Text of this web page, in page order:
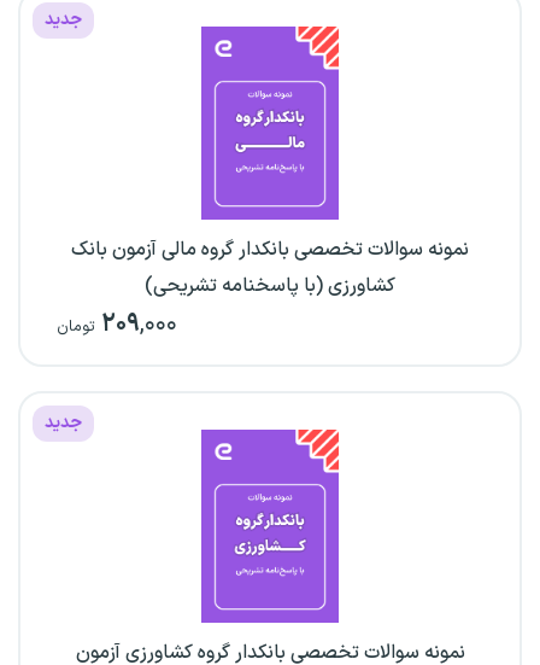
جدید
نمونه سوالات تخصصی بانکدار گروه مالی آزمون بانک
کشاورزی (با پاسخنامه تشریحی)
۲۰۹,۰۰۰ تومان
جدید
نمونه سوالات تخصصی بانکدار گروه کشاورزی آزمون